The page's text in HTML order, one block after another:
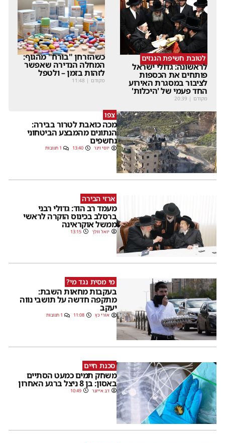
לטובת חשיפת הגנזים
לראשונה: גדולי ישראל
פותחים את הכספות
לציבור במסגרת האירוע
החד פעמי של 'היכלות'
מקודם |
20:39
כשהזרחן "בורח" מהגוף:
המחלה הנדירה שאפשר
לזהות בזמן – ולטפל
מקודם |
11:48
צפו
מכה כואבת לטרור בבירה:
הנתונים מהמבצע הביטחוני
נחשפים
יוסי וינר 13:40 1 תגובות
ארזי הבירה
מעמד רב הוד: גדולי רבני
ברסלב בכינוס הוקרה לראשי
ממשל אוקראינה
יואל וולך 13:15
מי מסית נגד מי?
בעקבות מחאות השבת:
מתקפה חדשה על תושבי נווה
יעקב
אורי כץ 11:08 1 תגובות
סכנת חיים
משחק תמים כמעט הסתיים
באסון: בן 8 ניצל ברגע האחרון
דב אייזנר 10:49